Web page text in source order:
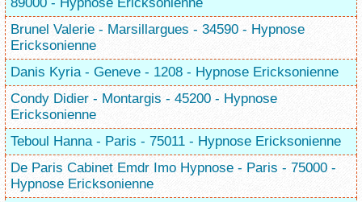
Brunel Valerie - Marsillargues - 34590 - Hypnose
Ericksonienne
Danis Kyria - Geneve - 1208 - Hypnose Ericksonienne
Condy Didier - Montargis - 45200 - Hypnose
Ericksonienne
Teboul Hanna - Paris - 75011 - Hypnose Ericksonienne
De Paris Cabinet Emdr Imo Hypnose - Paris - 75000 -
Hypnose Ericksonienne